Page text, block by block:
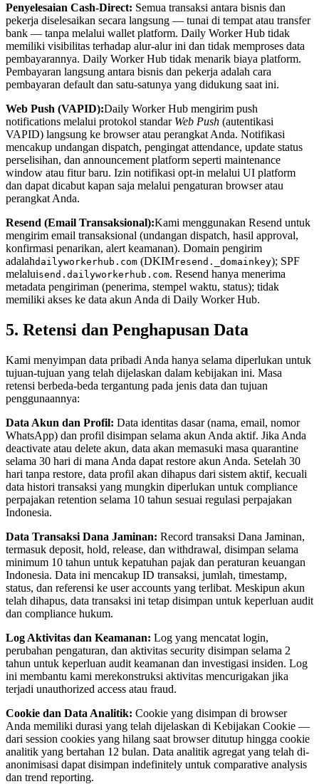
Penyelesaian Cash-Direct: Semua transaksi antara bisnis dan
pekerja diselesaikan secara langsung — tunai di tempat atau transfer
bank — tanpa melalui wallet platform. Daily Worker Hub tidak
memiliki visibilitas terhadap alur-alur ini dan tidak memproses data
pembayarannya. Daily Worker Hub tidak menarik biaya platform.
Pembayaran langsung antara bisnis dan pekerja adalah cara
pembayaran default dan satu-satunya yang didukung saat ini.
Web Push (VAPID):Daily Worker Hub mengirim push
notifications melalui protokol standarWeb Push (autentikasi
VAPID) langsung ke browser atau perangkat Anda. Notifikasi
mencakup undangan dispatch, pengingat attendance, update status
perselisihan, dan announcement platform seperti maintenance
window atau fitur baru. Izin notifikasi opt-in melalui UI platform
dan dapat dicabut kapan saja melalui pengaturan browser atau
perangkat Anda.
Resend (Email Transaksional):Kami menggunakan Resend untuk
mengirim email transaksional (undangan dispatch, hasil approval,
konfirmasi penarikan, alert keamanan). Domain pengirim
adalahdailyworkerhub.com (DKIMresend._domainkey); SPF
melaluisend.dailyworkerhub.com. Resend hanya menerima
metadata pengiriman (penerima, stempel waktu, status); tidak
memiliki akses ke data akun Anda di Daily Worker Hub.
5. Retensi dan Penghapusan Data
Kami menyimpan data pribadi Anda hanya selama diperlukan untuk
tujuan-tujuan yang telah dijelaskan dalam kebijakan ini. Masa
retensi berbeda-beda tergantung pada jenis data dan tujuan
penggunaannya:
Data Akun dan Profil: Data identitas dasar (nama, email, nomor
WhatsApp) dan profil disimpan selama akun Anda aktif. Jika Anda
deactivate atau delete akun, data akan memasuki masa quarantine
selama 30 hari di mana Anda dapat restore akun Anda. Setelah 30
hari tanpa restore, data profil akan dihapus dari sistem aktif, kecuali
data histori transaksi yang mungkin diperlukan untuk compliance
perpajakan retention selama 10 tahun sesuai regulasi perpajakan
Indonesia.
Data Transaksi Dana Jaminan: Record transaksi Dana Jaminan,
termasuk deposit, hold, release, dan withdrawal, disimpan selama
minimum 10 tahun untuk kepatuhan pajak dan peraturan keuangan
Indonesia. Data ini mencakup ID transaksi, jumlah, timestamp,
status, dan referensi ke user accounts yang terlibat. Meskipun akun
telah dihapus, data transaksi ini tetap disimpan untuk keperluan audit
dan compliance hukum.
Log Aktivitas dan Keamanan: Log yang mencatat login,
perubahan pengaturan, dan aktivitas security disimpan selama 2
tahun untuk keperluan audit keamanan dan investigasi insiden. Log
ini membantu kami merekonstruksi aktivitas mencurigakan jika
terjadi unauthorized access atau fraud.
Cookie dan Data Analitik: Cookie yang disimpan di browser
Anda memiliki durasi yang telah dijelaskan di Kebijakan Cookie —
dari session cookies yang hilang saat browser ditutup hingga cookie
analitik yang bertahan 12 bulan. Data analitik agregat yang telah di-
anonimisasi dapat disimpan indefinitely untuk comparative analysis
dan trend reporting.